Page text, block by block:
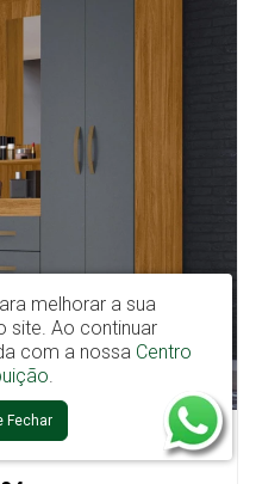
Espelho 3 Gavetas Freijo/Cinza
melhorar a sua
site. Ao continuar
com a nossa Centro
.
Fechar